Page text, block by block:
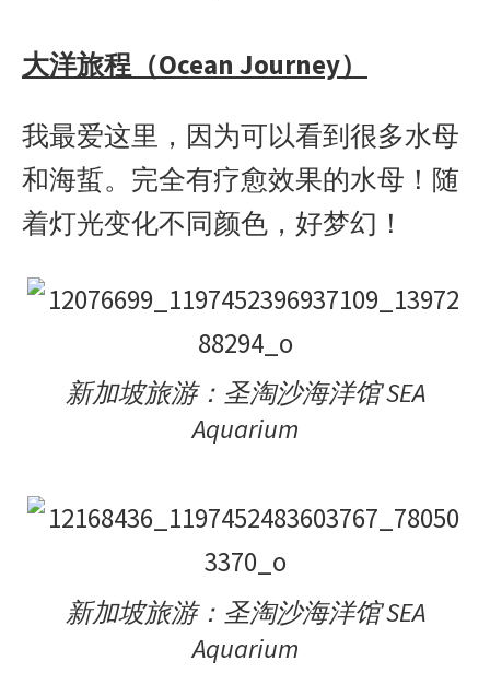
大洋旅程（Ocean Journey）
我最爱这里，因为可以看到很多水母
和海蜇。完全有疗愈效果的水母！随
着灯光变化不同颜色，好梦幻！
新加坡旅游：圣淘沙海洋馆 SEA
Aquarium
新加坡旅游：圣淘沙海洋馆 SEA
Aquarium